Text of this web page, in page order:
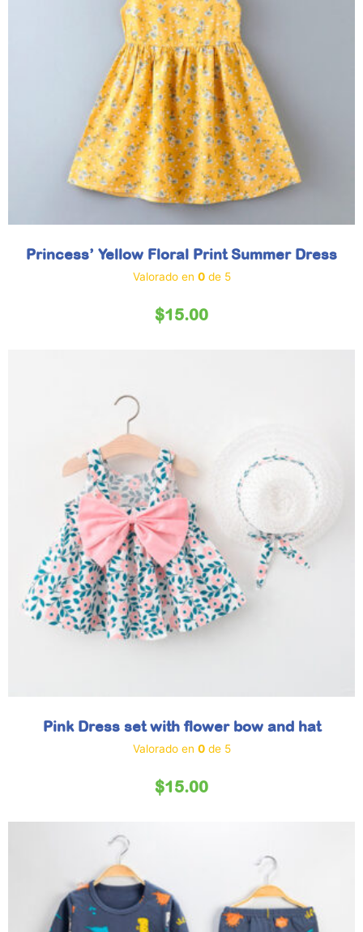
Princess’ Yellow Floral Print Summer Dress
Valorado en 0de 5
$15.00
Pink Dress set with flower bow and hat
Valorado en 0de 5
$15.00